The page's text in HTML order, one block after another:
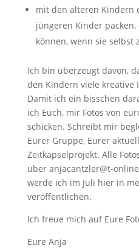
mit den älteren Kindern
jüngeren Kinder
können, wenn sie selbst
Ich bin überzeugt davon,
den Kindern viele kreative
Damit ich ein bisschen
ich Euch, mir Fotos von
schicken. Schreibt mir
Eurer Gruppe, Eurer
Zeitkapselprojekt. Alle
über anjacantzler@t-
werde ich im Juli hier in
veröffentlichen.
Ich freue mich auf Eure
Eure Anja